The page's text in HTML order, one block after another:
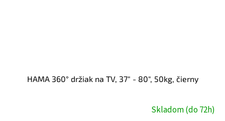
HAMA 360° držiak na TV, 37" - 80", 50kg, čierny
Skladom (do 72h)